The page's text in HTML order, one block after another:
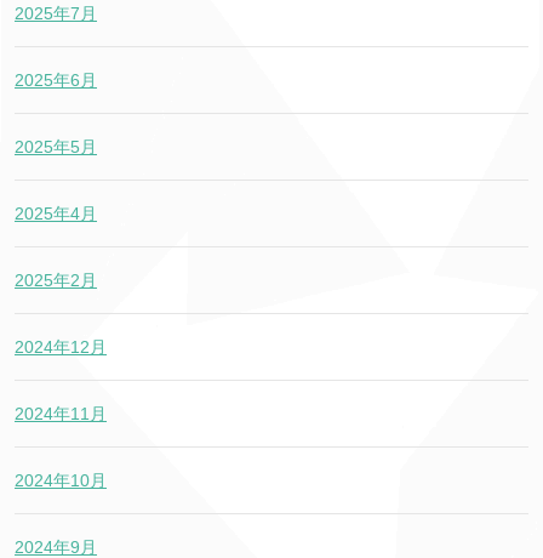
2025年7月
2025年6月
2025年5月
2025年4月
2025年2月
2024年12月
2024年11月
2024年10月
2024年9月